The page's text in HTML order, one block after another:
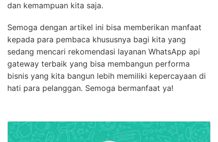
dan kemampuan kita saja.
Semoga dengan artikel ini bisa memberikan manfaat
kepada para pembaca khususnya bagi kita yang
sedang mencari rekomendasi layanan WhatsApp api
gateway terbaik yang bisa membangun performa
bisnis yang kita bangun lebih memiliki kepercayaan di
hati para pelanggan. Semoga bermanfaat ya!